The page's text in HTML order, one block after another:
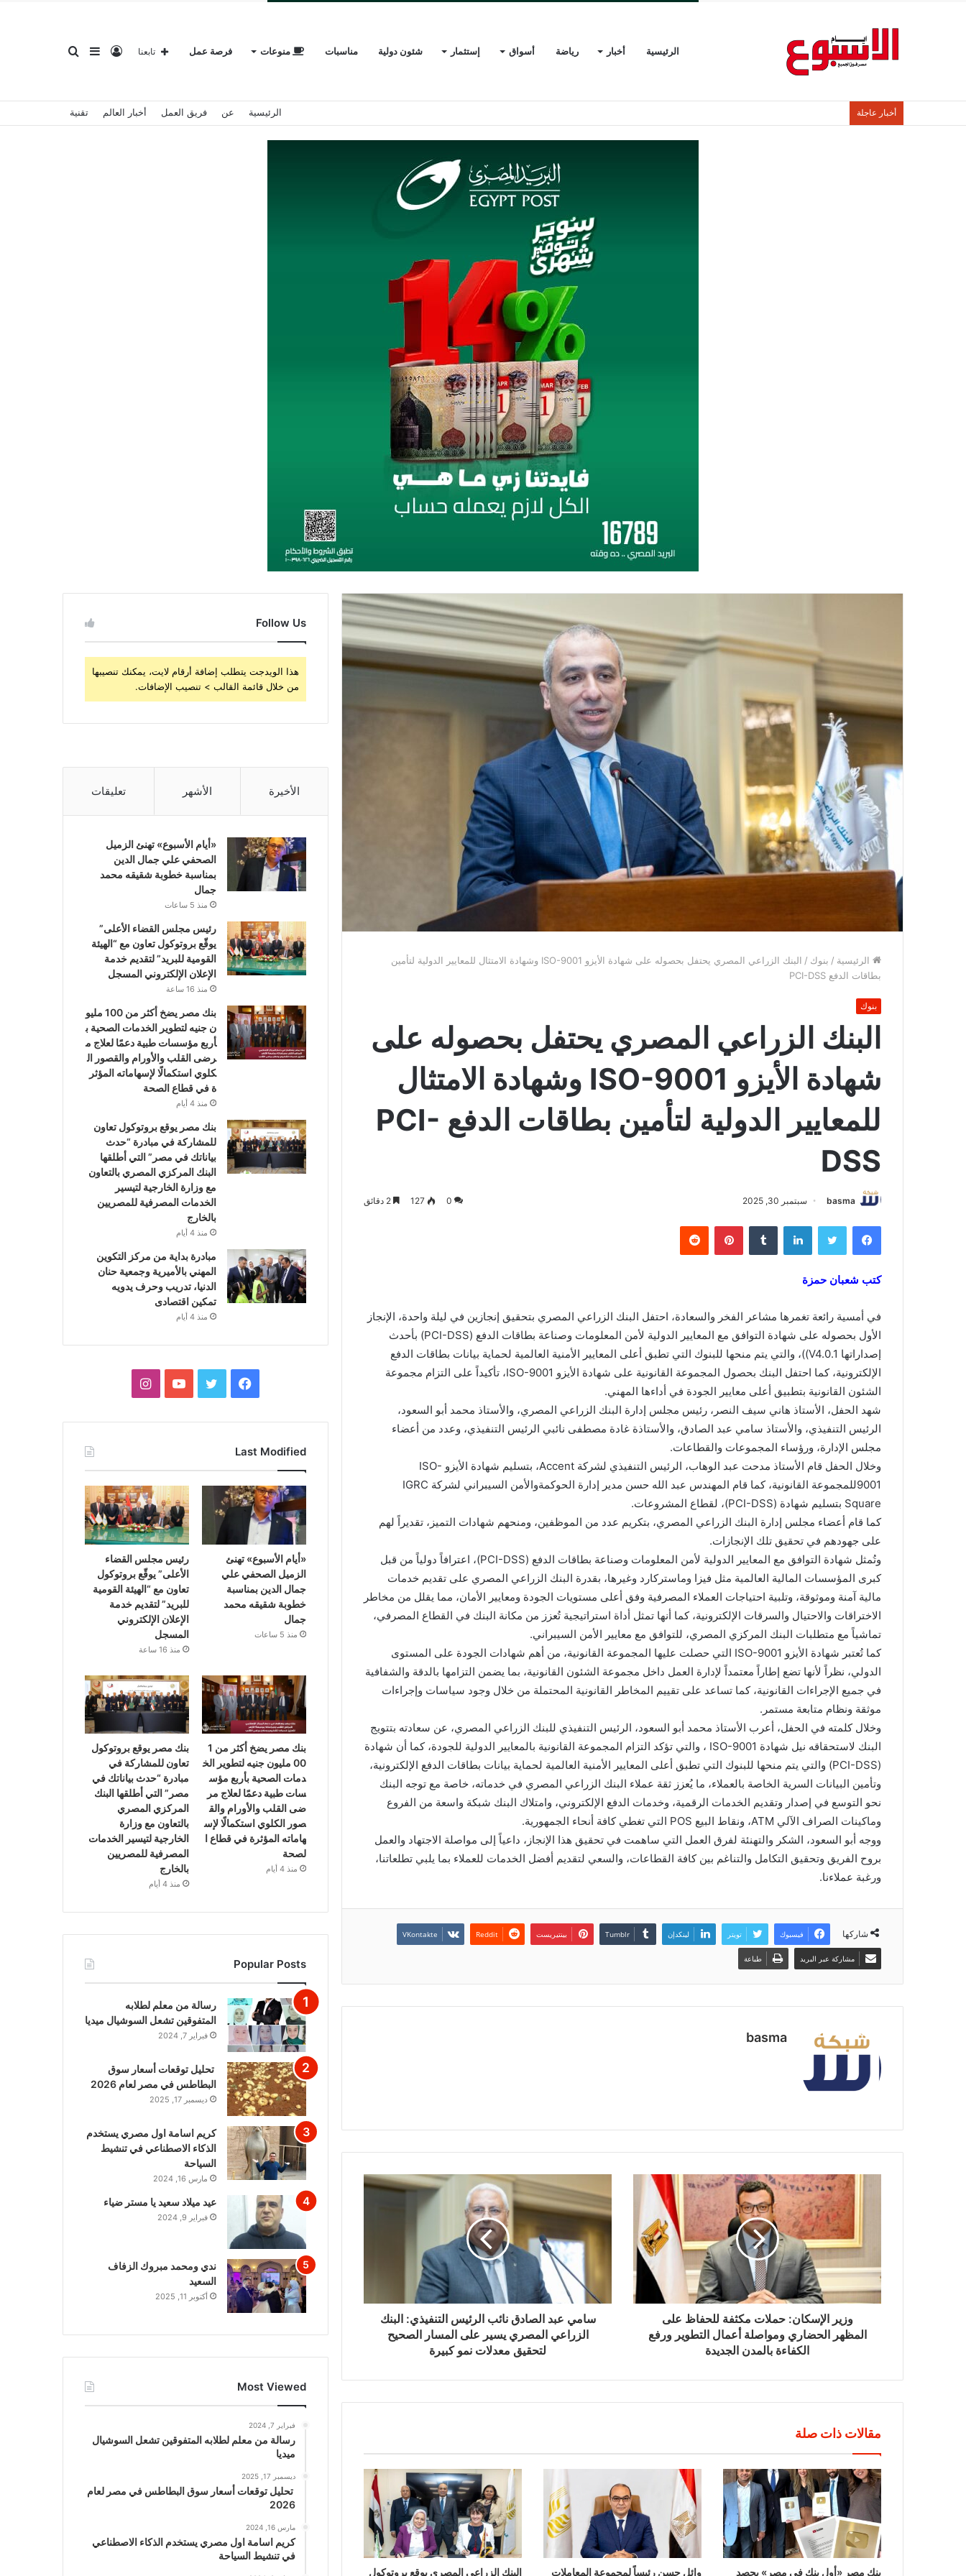
الرئيسية أخبار رياضة أسواق إستثمار شئون دولية مناسبات منوعات فرصة عمل بحثإضافةتسجيل تابعنا
أخبار عاجلة الرئيسية عن فريق العمل أخبار العالم تقنية
الرئيسية / بنوك /
البنك الزراعي المصري يحتفل بحصوله على شهادة الأيزو ISO-9001 وشهادة الامتثال للمعايير الدولية لتأمين
بطاقات الدفع PCI-DSS
بنوك
البنك الزراعي المصري يحتفل بحصوله على
شهادة الأيزو ISO-9001 وشهادة الامتثال
للمعايير الدولية لتأمين بطاقات الدفع PCI-
DSS
basma سبتمبر 30, 2025 0
127
فيسبوك تويتر لينكدإن بينتيريست
كتب شعبان حمزة
في أمسية رائعة تغمرها مشاعر الفخر والسعادة، احتفل البنك الزراعي المصري بتحقيق إنجازين في ليلة واحدة، الإنجاز
الأول بحصوله على شهادة التوافق مع المعايير الدولية لأمن المعلومات وصناعة بطاقات الدفع (PCI-DSS) بأحدث
إصداراتها V4.0.1))، والتي يتم منحها للبنوك التي تطبق أعلى المعايير الأمنية العالمية لحماية بيانات بطاقات الدفع
الإلكترونية، كما احتفل البنك بحصول المجموعة القانونية على شهادة الأيزو ISO-9001، تأكيداً على التزام مجموعة
الشئون القانونية بتطبيق أعلى معايير الجودة في أداءها المهني.
شهد الحفل، الأستاذ هاني سيف النصر، رئيس مجلس إدارة البنك الزراعي المصري، والأستاذ محمد أبو السعود،
الرئيس التنفيذي، والأستاذ سامي عبد الصادق، والأستاذة غادة مصطفى نائبي الرئيس التنفيذي، وعدد من أعضاء
مجلس الإدارة، ورؤساء المجموعات والقطاعات.
وخلال الحفل قام الأستاذ مدحت عبد الوهاب، الرئيس التنفيذي لشركة Accent، بتسليم شهادة الأيزو ISO-
9001للمجموعة القانونية، كما قام المهندس عبد الله حسن مدير إدارة الحوكمةوالأمن السيبراني لشركة IGRC
Square بتسليم شهادة (PCI-DSS)، لقطاع المشروعات.
كما قام أعضاء مجلس إدارة البنك الزراعي المصري، بتكريم عدد من الموظفين، ومنحهم شهادات التميز، تقديراً لهم
على جهودهم في تحقيق تلك الإنجازات.
وتُمثل شهادة التوافق مع المعايير الدولية لأمن المعلومات وصناعة بطاقات الدفع (PCI-DSS)، اعترافاً دولياً من قبل
كبرى المؤسسات المالية العالمية مثل فيزا وماستركارد وغيرها، بقدرة البنك الزراعي المصري على تقديم خدمات
مالية آمنة وموثوقة، وتلبية احتياجات العملاء المصرفية وفق أعلى مستويات الجودة ومعايير الأمان، مما يقلل من مخاطر
الاختراقات والاحتيال والسرقات الإلكترونية، كما أنها تمثل أداة استراتيجية تُعزز من مكانة البنك في القطاع المصرفي،
تماشياً مع متطلبات البنك المركزي المصري، للتوافق مع معايير الأمن السيبراني.
كما تُعتبر شهادة الأيزو ISO-9001 التي حصلت عليها المجموعة القانونية، من أهم شهادات الجودة على المستوى
الدولي، نظراً لأنها تضع إطاراً معتمداً لإدارة العمل داخل مجموعة الشئون القانونية، بما يضمن التزامها بالدقة والشفافية
في جميع الإجراءات القانونية، كما تساعد على تقييم المخاطر القانونية المحتملة من خلال وجود سياسات وإجراءات
موثقة ونظام متابعة مستمر.
وخلال كلمته في الحفل، أعرب الأستاذ محمد أبو السعود، الرئيس التنفيذي للبنك الزراعي المصري، عن سعادته بتتويج
البنك لاستحقاقه نيل شهادة ISO-9001 ، والتي تؤكد التزام المجموعة القانونية بالمعايير الدولية للجودة، كما أن شهادة
(PCI-DSS) والتي يتم منحها للبنوك التي تطبق أعلى المعايير الأمنية العالمية لحماية بيانات بطاقات الدفع الإلكترونية،
وتأمين البيانات السرية الخاصة بالعملاء، ما يُعزز ثقة عملاء البنك الزراعي المصري في خدماته، خاصة مع توجه البنك
نحو التوسع في إصدار وتقديم الخدمات الرقمية، وخدمات الدفع الإلكتروني، وامتلاك البنك شبكة واسعة من الفروع
وماكينات الصراف الآلي ATM، ونقاط البيع POS التي تغطي كافة أنحاء الجمهورية.
ووجه أبو السعود، الشكر والتهنئة لفرق العمل التي ساهمت في تحقيق هذا الإنجاز، داعياً إلى مواصلة الاجتهاد والعمل
بروح الفريق وتحقيق التكامل والتناغم بين كافة القطاعات، والسعي لتقديم أفضل الخدمات للعملاء بما يلبي تطلعاتنا،
ورغبة عملاءنا.
شاركها فيسبوك تويتر لينكدإن بينتيريست
مشاركة عبر البريد طباعة
basma
وزير الإسكان: حملات مكثفة للحفاظ على
المظهر الحضاري ومواصلة أعمال التطوير ورفع
الكفاءة بالمدن الجديدة
سامي عبد الصادق نائب الرئيس التنفيذي: البنك
الزراعي المصري يسير على المسار الصحيح
لتحقيق معدلات نمو كبيرة
مقالات ذات صلة
بنك مصر «أول بنك في مصر» يحصد وائل حسن رئيساً لمجموعة المعاملات البنك الزراعي المصري يوقع بروتوكول
Follow Us
هذا الويدجت يتطلب إضافة أرقام لايت، يمكنك تنصيبها
من خلال قائمة القالب > تنصيب الإضافات.
الأخيرة الأشهر تعليقات
«أيام الأسبوع» تهنئ الزميل
الصحفي علي جمال الدين
بمناسبة خطوبة شقيقه محمد
جمال
منذ 5 ساعات
رئيس مجلس القضاء الأعلى”
يوقّع بروتوكول تعاون مع “الهيئة
القومية للبريد” لتقديم خدمة
الإعلان الإلكتروني المسجل
منذ 16 ساعة
بنك مصر يضخ أكثر من 100 مليو
ن جنيه لتطوير الخدمات الصحية ب
أربع مؤسسات طبية دعمًا لعلاج م
رضى القلب والأورام والقصور ال
كلوي استكمالًا لإسهاماته المؤثر
ة في قطاع الصحة
منذ 4 أيام
بنك مصر يوقع بروتوكول تعاون
للمشاركة في مبادرة “حدث
بياناتك في مصر” التي أطلقها
البنك المركزي المصري بالتعاون
مع وزارة الخارجية لتيسير
الخدمات المصرفية للمصريين
بالخارج
منذ 4 أيام
مبادرة بداية من مركز التكوين
المهني بالأميرية وجمعية حنان
الدنيا، تدريب وحرف يدويه
تمكين اقتصادى
منذ 4 أيام
فيسبوكتويتر يوتيوبانستقرام
Last Modified
«أيام الأسبوع» تهنئ
الزميل الصحفي علي
جمال الدين بمناسبة
خطوبة شقيقه محمد
جمال
منذ 5 ساعات
رئيس مجلس القضاء
الأعلى” يوقّع بروتوكول
تعاون مع “الهيئة القومية
للبريد” لتقديم خدمة
الإعلان الإلكتروني
المسجل
منذ 16 ساعة
بنك مصر يضخ أكثر من 1
00 مليون جنيه لتطوير الخ
دمات الصحية بأربع مؤس
سات طبية دعمًا لعلاج مر
ضى القلب والأورام والق
صور الكلوي استكمالًا لإس
هاماته المؤثرة في قطاع ا
لصحة
منذ 4 أيام
بنك مصر يوقع بروتوكول
تعاون للمشاركة في
مبادرة “حدث بياناتك في
مصر” التي أطلقها البنك
المركزي المصري
بالتعاون مع وزارة
الخارجية لتيسير الخدمات
المصرفية للمصريين
بالخارج
منذ 4 أيام
Popular Posts
رسالة من معلم لطلابه
المتفوقين تشعل السوشيال ميديا
فبراير 7, 2024
تحليل توقعات أسعار سوق
البطاطس في مصر لعام 2026
ديسمبر 17, 2025
كريم اسامة اول مصري يستخدم
الذكاء الاصطناعي في تنشيط
السياحة
مارس 16, 2024
عيد ميلاد سعيد يا مستر ضياء
فبراير 9, 2024
ندي ومحمد مبروك الزفاف
السعيد
أكتوبر 11, 2025
Most Viewed
فبراير 7, 2024
رسالة من معلم لطلابه المتفوقين تشعل السوشيال
ميديا
ديسمبر 17, 2025
تحليل توقعات أسعار سوق البطاطس في مصر لعام
2026
مارس 16, 2024
كريم اسامة اول مصري يستخدم الذكاء الاصطناعي
في تنشيط السياحة